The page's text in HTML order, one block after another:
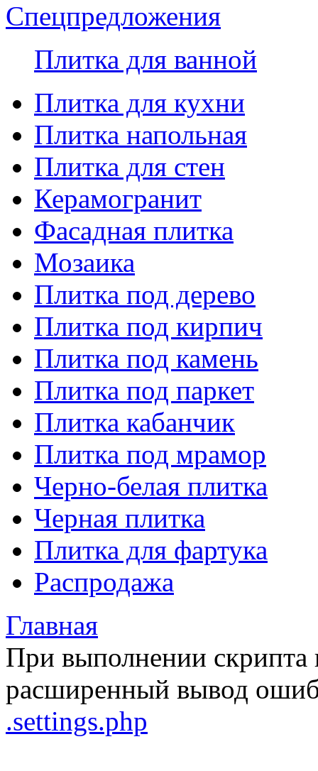
Спецпредложения
Плитка для ванной
Плитка для кухни
Плитка напольная
Плитка для стен
Керамогранит
Фасадная плитка
Мозаика
Плитка под дерево
Плитка под кирпич
Плитка под камень
Плитка под паркет
Плитка кабанчик
Плитка под мрамор
Черно-белая плитка
Черная плитка
Плитка для фартука
Распродажа
Главная
При выполнении
расширенный вывод
.settings.php